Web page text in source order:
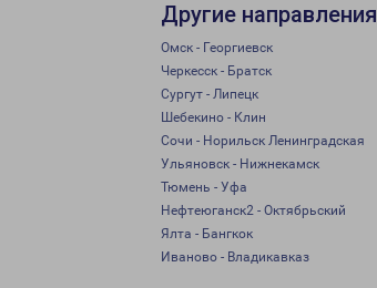
Другие направления
Омск - Георгиевск
Черкесск - Братск
Сургут - Липецк
Шебекино - Клин
Сочи - Норильск Ленинградская
Ульяновск - Нижнекамск
Тюмень - Уфа
Нефтеюганск2 - Октябрьский
Ялта - Бангкок
Иваново - Владикавказ